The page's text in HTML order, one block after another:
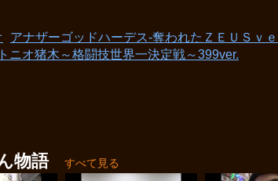
アナザーゴッドハーデス-奪われたＺＥＵＳｖ
ニオ猪木～格闘技世界一決定戦～399ver.
物語
すべて見る